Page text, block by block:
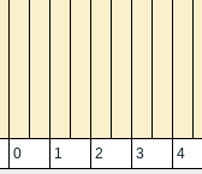
0 1 2 3 4